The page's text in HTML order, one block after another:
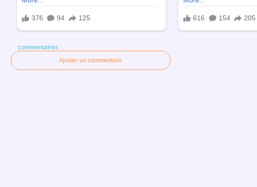
commentaires
Ajouter un commentaire